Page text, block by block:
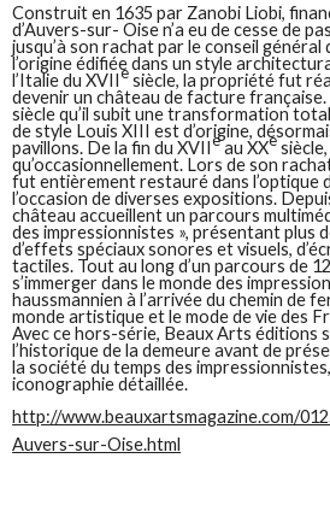
Construit en 1635 par Zanobi Liobi,
d’Auvers-sur- Oise n’a eu de cesse de
jusqu’à son rachat par le conseil général
l’origine édifiée dans un style
l’Italie du XVIIesiècle, la propriété fut
devenir un château de facture française.
siècle qu’il subit une transformation
de style Louis XIII est d’origine,
pavillons. De la fin du XVIIeau XXe
qu’occasionnellement. Lors de son
fut entièrement restauré dans l’optique
l’occasion de diverses expositions.
château accueillent un parcours
des impressionnistes », présentant plus
d’effets spéciaux sonores et visuels,
tactiles. Tout au long d’un parcours de
s’immerger dans le monde des
haussmannien à l’arrivée du chemin de
monde artistique et le mode de vie des
Avec ce hors-série, Beaux Arts éditions
l’historique de la demeure avant de
la société du temps des
iconographie détaillée.
http://www.beauxartsmagazine.com/
Auvers-sur-Oise.html